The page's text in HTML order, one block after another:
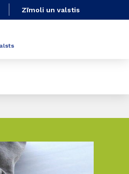
Zīmoli un valstis